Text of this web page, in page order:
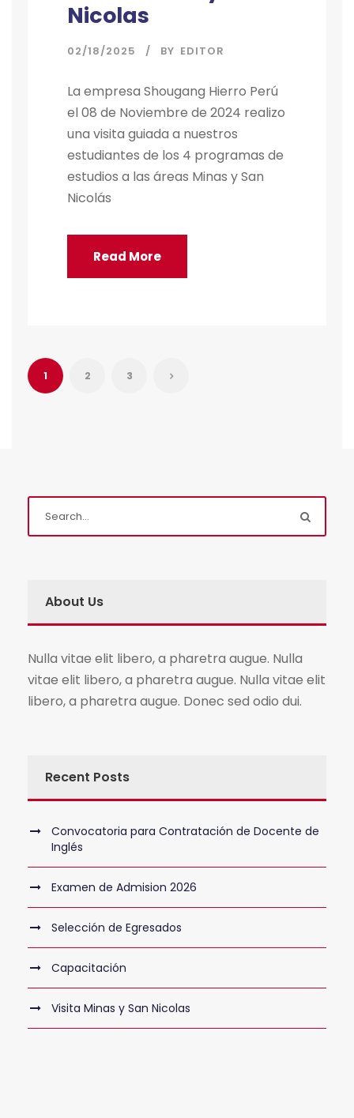
Nicolas
02/18/2025 BY EDITOR
La empresa Shougang Hierro Perú
el 08 de Noviembre de 2024 realizo
una visita guiada a nuestros
estudiantes de los 4 programas de
estudios a las áreas Minas y San
Nicolás
Read More
1 2 3
About Us
Nulla vitae elit libero, a pharetra augue. Nulla
vitae elit libero, a pharetra augue. Nulla vitae elit
libero, a pharetra augue. Donec sed odio dui.
Recent Posts
Convocatoria para Contratación de Docente de
Inglés
Examen de Admision 2026
Selección de Egresados
Capacitación
Visita Minas y San Nicolas